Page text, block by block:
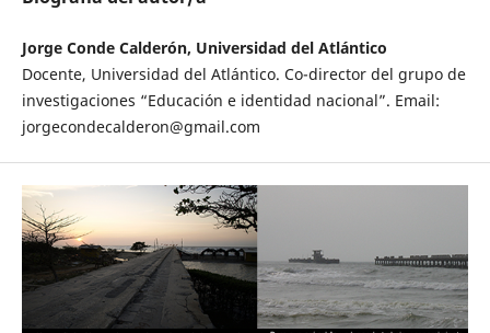
Jorge Conde Calderón, Universidad del Atlántico
Docente, Universidad del Atlántico. Co-director del grupo de
investigaciones “Educación e identidad nacional”. Email:
jorgecondecalderon@gmail.com